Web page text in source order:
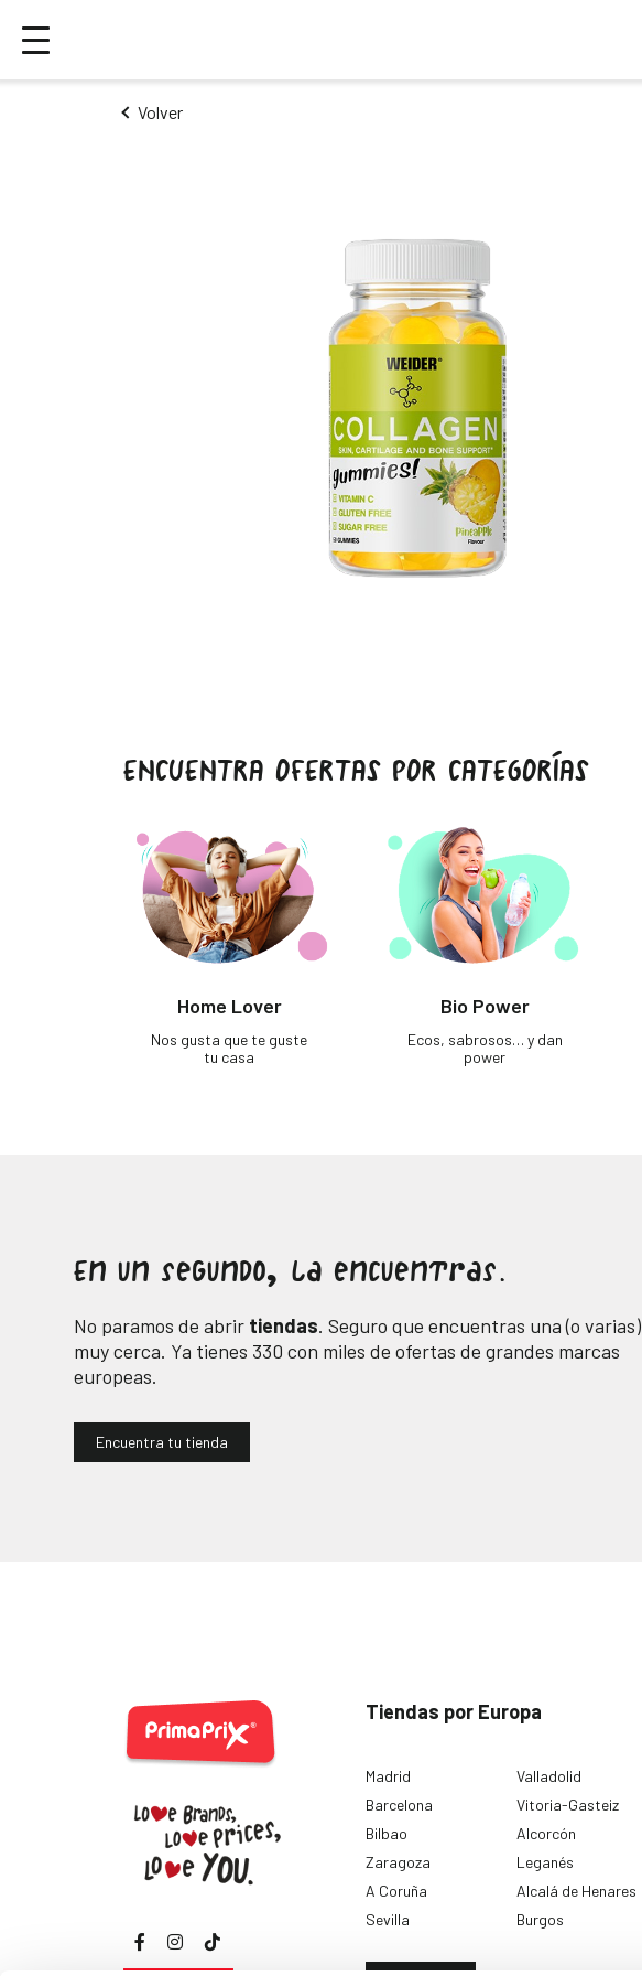
Volver
ENCUENTRA OFERTAS POR CATEGORÍAS
Home Lover
Nos gusta que te guste
tu casa
Bio Power
Ecos, sabrosos… y dan
power
En un segundo, la encuentras.
No paramos de abrir tiendas. Seguro que encuentras una (o varias)
muy cerca. Ya tienes 330 con miles de ofertas de grandes marcas
europeas.
Encuentra tu tienda
Tiendas por Europa
Madrid
Barcelona
Bilbao
Zaragoza
A Coruña
Sevilla
Valladolid
Vitoria-Gasteiz
Alcorcón
Leganés
Alcalá de Henares
Burgos